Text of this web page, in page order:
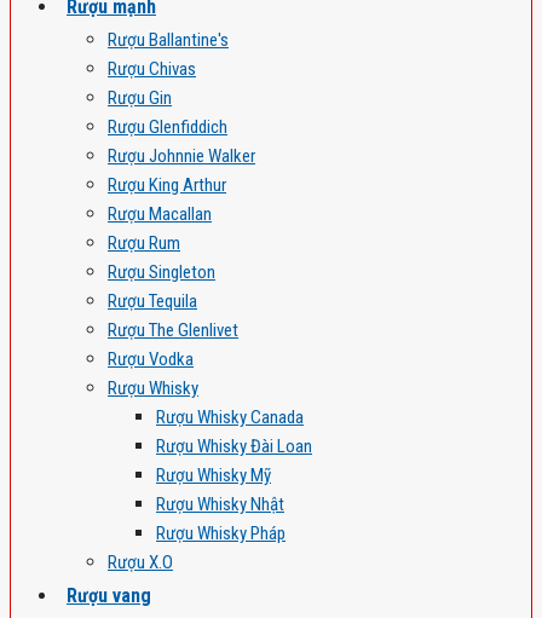
Rượu mạnh
Rượu Ballantine's
Rượu Chivas
Rượu Gin
Rượu Glenfiddich
Rượu Johnnie Walker
Rượu King Arthur
Rượu Macallan
Rượu Rum
Rượu Singleton
Rượu Tequila
Rượu The Glenlivet
Rượu Vodka
Rượu Whisky
Rượu Whisky Canada
Rượu Whisky Đài Loan
Rượu Whisky Mỹ
Rượu Whisky Nhật
Rượu Whisky Pháp
Rượu X.O
Rượu vang